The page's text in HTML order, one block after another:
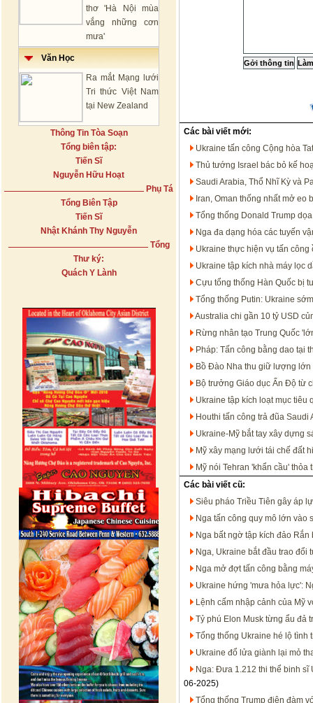
thơ 'Hà Nội mùa
vắng những cơn
mưa'
Văn Học
Ra mắt Mạng lưới
Tri thức Việt Nam
tại New Zealand
Thông Tin Tòa Soạn
Tổng biên tập:
Tiến Sĩ
Nguyễn Hữu Hoạt
Phụ Tá
Tổng Biên Tập
Tiến Sĩ
Nhật Khánh Thy Nguyễn
Tổng
Thư ký:
Quách Y Lành
Các bài viết mới:
Ukraine tấn công Cộng hòa
Thủ tướng Israel bác bỏ kế
Saudi Arabia, Thổ Nhĩ Kỳ và
Iran, Oman thống nhất mở eo
Tổng thống Donald Trump
Nga đa dạng hóa các tuyến
Ukraine thực hiện vụ tấn công
Ukraine tập kích nhà máy lọc
Cựu tổng thống Hàn Quốc bị
Tổng thống Putin: Ukraine
Australia chi gần 10 tỷ USD
Rừng nhân tạo Trung Quốc
Pháp: Tấn công bằng dao tại
Bồ Đào Nha thu giữ lượng
Bộ trưởng Giáo dục Ấn Độ từ
Ukraine tập kích loạt mục tiêu
Houthi tấn công trả đũa
Ukraine-Mỹ bắt tay xây dựng
Mỹ xây mạng lưới tái chế đất
Mỹ nói Tehran 'khẩn cầu'
Các bài viết cũ:
Siêu pháo Triều Tiên gây áp
Nga tấn công quy mô lớn vào
Nga bất ngờ tập kích đảo
Nga, Ukraine bắt đầu trao đổi
Nga mở đợt tấn công bằng
Ukraine hứng 'mưa hỏa lực':
Lệnh cấm nhập cảnh của Mỹ
Tỷ phú Elon Musk từng ẩu đả
Tổng thống Ukraine hé lộ tình
Ukraine đổ lửa giành lại mỏ
Nga: Đưa 1.212 thi thể binh
06-2025)
Tổng thống Trump điện đàm